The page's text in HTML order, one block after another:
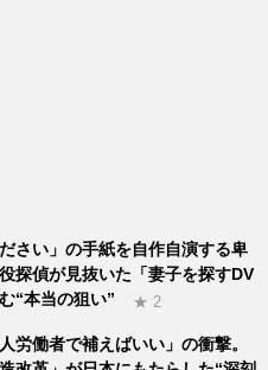
さい」の手紙を自作自演する卑
探偵が見抜いた「妻子を探すDV
“本当の狙い”
★ 2
労働者で補えばいい」の衝撃。